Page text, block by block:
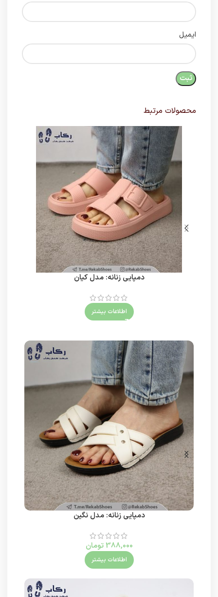
ایمیل
محصولات مرتبط
دمپایی زنانه: مدل کیان
اطلاعات بیشتر
دمپایی زنانه: مدل نگین
388,000 تومان
اطلاعات بیشتر